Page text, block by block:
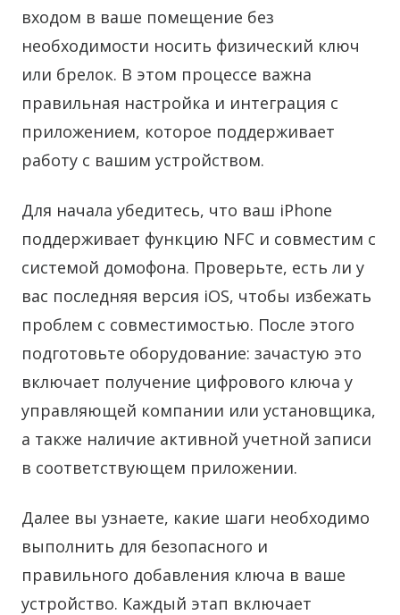
входом в ваше помещение без
необходимости носить физический ключ
или брелок. В этом процессе важна
правильная настройка и интеграция с
приложением, которое поддерживает
работу с вашим устройством.
Для начала убедитесь, что ваш iPhone
поддерживает функцию NFC и совместим с
системой домофона. Проверьте, есть ли у
вас последняя версия iOS, чтобы избежать
проблем с совместимостью. После этого
подготовьте оборудование: зачастую это
включает получение цифрового ключа у
управляющей компании или установщика,
а также наличие активной учетной записи
в соответствующем приложении.
Далее вы узнаете, какие шаги необходимо
выполнить для безопасного и
правильного добавления ключа в ваше
устройство. Каждый этап включает